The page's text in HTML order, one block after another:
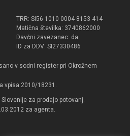
TRR: SI56 1010 0004 8153 414
Matična številka: 3740862000
Davčni zavezanec: da
ID za DDV: SI27330486
v sodni register pri Okrožnem
vpisa 2010/18231.
za prodajo potovanj.
za agenta.